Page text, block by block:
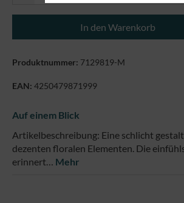
In den Warenkorb
Produktnummer: 7129819-M
EAN: 4250479871999
Auf einem Blick
Artikelbeschreibung: Eine schlicht
dezenten floralen Elementen. Die
erinnert… Mehr